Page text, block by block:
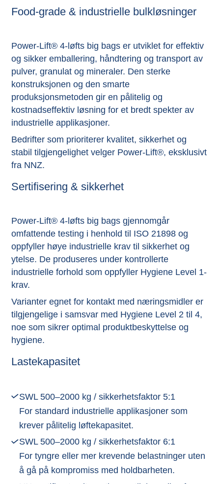
Food-grade & industrielle bulkløsninger
Power-Lift® 4-løfts big bags er utviklet for effektiv
og sikker emballering, håndtering og transport av
pulver, granulat og mineraler. Den sterke
konstruksjonen og den smarte
produksjonsmetoden gir en pålitelig og
kostnadseffektiv løsning for et bredt spekter av
industrielle applikasjoner.
Bedrifter som prioriterer kvalitet, sikkerhet og
stabil tilgjengelighet velger Power-Lift®, eksklusivt
fra NNZ.
Sertifisering & sikkerhet
Power-Lift® 4-løfts big bags gjennomgår
omfattende testing i henhold til ISO 21898 og
oppfyller høye industrielle krav til sikkerhet og
ytelse. De produseres under kontrollerte
industrielle forhold som oppfyller Hygiene Level 1-
krav.
Varianter egnet for kontakt med næringsmidler er
tilgjengelige i samsvar med Hygiene Level 2 til 4,
noe som sikrer optimal produktbeskyttelse og
hygiene.
Lastekapasitet
SWL 500–2000 kg / sikkerhetsfaktor 5:1
For standard industrielle applikasjoner som
krever pålitelig løftekapasitet.
SWL 500–2000 kg / sikkerhetsfaktor 6:1
For tyngre eller mer krevende belastninger uten
å gå på kompromiss med holdbarheten.